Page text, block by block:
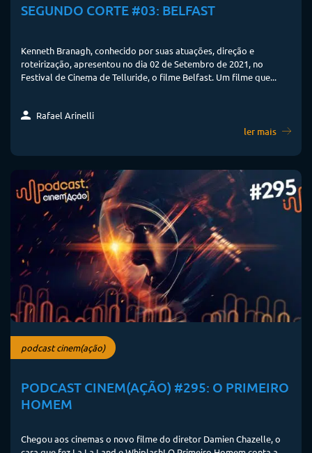
SEGUNDO CORTE #03: BELFAST
Kenneth Branagh, conhecido por suas atuações, direção e
roteirização, apresentou no dia 02 de Setembro de 2021, no
Festival de Cinema de Telluride, o filme Belfast. Um filme que...
Rafael Arinelli
ler mais
podcast cinem(ação)
PODCAST CINEM(AÇÃO) #295: O PRIMEIRO
HOMEM
Chegou aos cinemas o novo filme do diretor Damien Chazelle, o